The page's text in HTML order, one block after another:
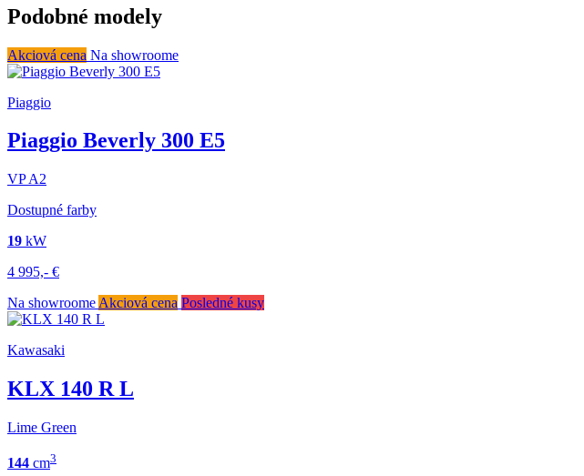
Podobné modely
Akciová cena Na showroome
Piaggio
Piaggio Beverly 300 E5
VPA2
Dostupné farby
19 kW
4 995,- €
Na showroome Akciová cena Posledné kusy
Kawasaki
KLX 140 R L
Lime Green
144 cm3